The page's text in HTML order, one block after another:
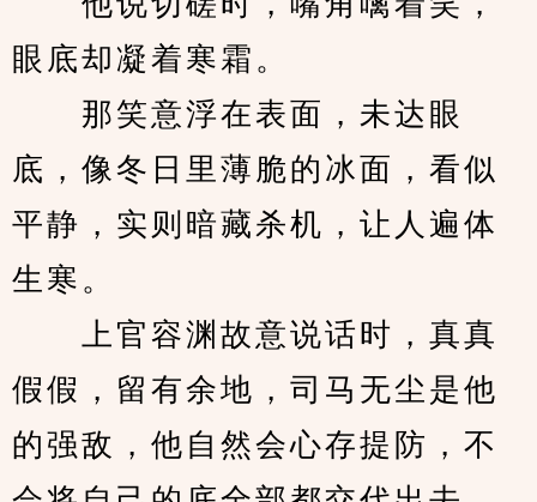
眼底却凝着寒霜。
那笑意浮在表面，未达眼
底，像冬日里薄脆的冰面，看似
平静，实则暗藏杀机，让人遍体
生寒。
上官容渊故意说话时，真真
假假，留有余地，司马无尘是他
的强敌，他自然会心存提防，不